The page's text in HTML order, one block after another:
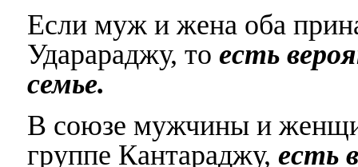
Если муж и жена оба
Ударараджу, то есть
семье.
В союзе мужчины и
группе Кантараджу, есть